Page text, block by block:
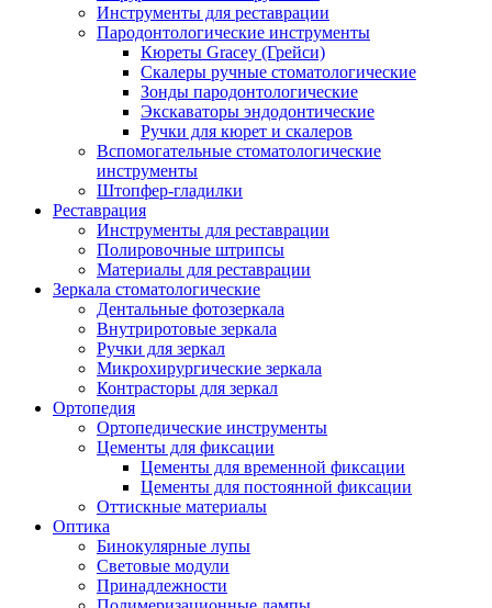
Инструменты для реставрации
Пародонтологические инструменты
Кюреты Gracey (Грейси)
Скалеры ручные стоматологические
Зонды пародонтологические
Экскаваторы эндодонтические
Ручки для кюрет и скалеров
Вспомогательные стоматологические
инструменты
Штопфер-гладилки
Реставрация
Инструменты для реставрации
Полировочные штрипсы
Материалы для реставрации
Зеркала стоматологические
Дентальные фотозеркала
Внутриротовые зеркала
Ручки для зеркал
Микрохирургические зеркала
Контрасторы для зеркал
Ортопедия
Ортопедические инструменты
Цементы для фиксации
Цементы для временной фиксации
Цементы для постоянной фиксации
Оттискные материалы
Оптика
Бинокулярные лупы
Световые модули
Принадлежности